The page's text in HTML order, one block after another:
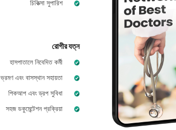
চিকিত্সা সুপারিশ
রোগীর যত্ন
হাসপাতালে নিবেদিত কর্মী
ভ্রমণ এবং বাসস্থান সহায়তা
পিকআপ এবং ড্রপ সুবিধা
সহজ ডকুমেন্টেশন প্রক্রিয়া